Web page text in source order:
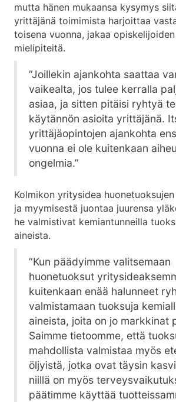
mutta hänen mukaansa kysymys
yrittäjänä toimimista harjoittaa
toisena vuonna, jakaa
mielipiteitä.
”Joillekin ajankohta saattaa
vaikealta, jos tulee kerralla
asiaa, ja sitten pitäisi ryhtyä
käytännön asioita yrittäjänä.
yrittäjäopintojen ajankohta
vuonna ei ole kuitenkaan
ongelmia.”
Kolmikon yritysidea
ja myymisestä juontaa juurensa
he valmistivat kemiantunneilla
aineista.
”Kun päädyimme valitsemaan
huonetuoksut
kuitenkaan enää halunneet
valmistamaan tuoksuja
aineista, joita on jo markkinat
Saimme tietoomme, että
mahdollista valmistaa myös
öljyistä, jotka ovat täysin
niillä on myös
päätimme käyttää